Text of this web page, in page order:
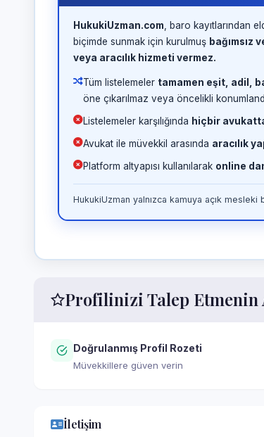
HukukiUzman.com , baro kayıtlarından
biçimde sunmak için kurulmuş bağımsız
veya aracılık hizmeti vermez.
Tüm listelemeler tamamen eşit, adil,
öne çıkarılmaz veya öncelikli
Listelemeler karşılığında hiçbir
Avukat ile müvekkil arasında aracılık
Platform altyapısı kullanılarak online
HukukiUzman yalnızca kamuya açık
Profilinizi Talep Etmenin
Doğrulanmış Profil Rozeti
Müvekkillere güven verin
İletişim